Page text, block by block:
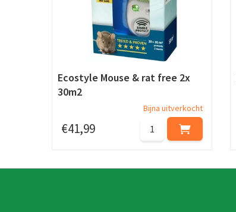
Ecostyle Mouse & rat free 2x
30m2
€41,99
Bijna uitverkocht